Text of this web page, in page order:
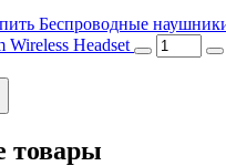
Беспроводные
Wireless Headset
товары